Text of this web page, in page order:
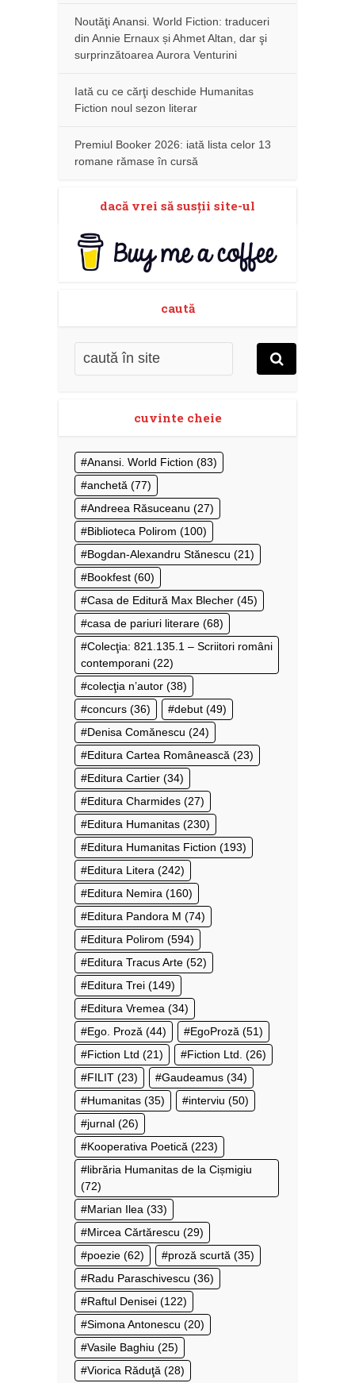
Noutăţi Anansi. World Fiction: traduceri
din Annie Ernaux și Ahmet Altan, dar şi
surprinzătoarea Aurora Venturini
Iată cu ce cărţi deschide Humanitas
Fiction noul sezon literar
Premiul Booker 2026: iată lista celor 13
romane rămase în cursă
dacă vrei să susţii site-ul
caută
cuvinte cheie
Anansi. World Fiction (83)
anchetă (77)
Andreea Răsuceanu (27)
Biblioteca Polirom (100)
Bogdan-Alexandru Stănescu (21)
Bookfest (60)
Casa de Editură Max Blecher (45)
casa de pariuri literare (68)
Colecţia: 821.135.1 – Scriitori români
contemporani (22)
colecţia n’autor (38)
concurs (36) debut (49)
Denisa Comănescu (24)
Editura Cartea Românească (23)
Editura Cartier (34)
Editura Charmides (27)
Editura Humanitas (230)
Editura Humanitas Fiction (193)
Editura Litera (242)
Editura Nemira (160)
Editura Pandora M (74)
Editura Polirom (594)
Editura Tracus Arte (52)
Editura Trei (149)
Editura Vremea (34)
Ego. Proză (44) EgoProză (51)
Fiction Ltd (21) Fiction Ltd. (26)
FILIT (23) Gaudeamus (34)
Humanitas (35) interviu (50)
jurnal (26)
Kooperativa Poetică (223)
librăria Humanitas de la Cișmigiu
(72)
Marian Ilea (33)
Mircea Cărtărescu (29)
poezie (62) proză scurtă (35)
Radu Paraschivescu (36)
Raftul Denisei (122)
Simona Antonescu (20)
Vasile Baghiu (25)
Viorica Răduţă (28)